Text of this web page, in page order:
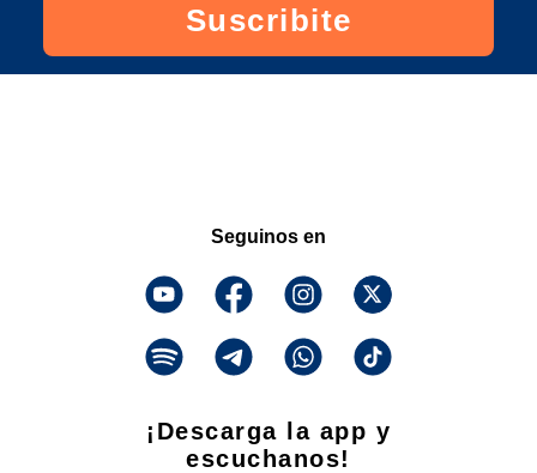
Suscribite
Seguinos en
¡Descarga la app y
escuchanos!